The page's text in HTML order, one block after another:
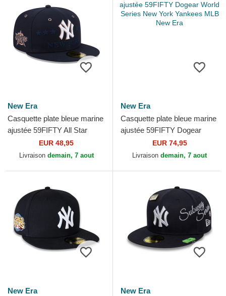
New Era
Casquette plate bleue marine
ajustée 59FIFTY All Star
Game New York Yankees
MLB New Era
EUR 48,95
Livraison demain, 7 aout
New Era
Casquette plate bleue marine
ajustée 59FIFTY Dogear
World Series New York
Yankees MLB New Era
EUR 74,95
Livraison demain, 7 aout
New Era
New Era